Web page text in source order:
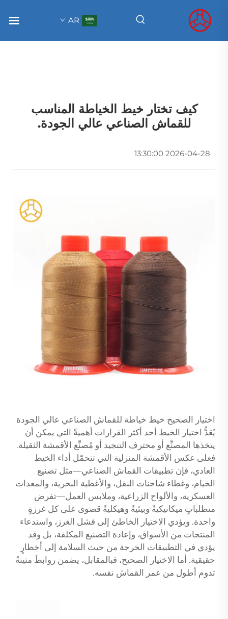
AR
كيف تختار خيط الخياطة المناسب
للقماش الصناعي عالي الجودة.‏
2026-04-28 13:30:00
اختيار الصحيح خيط خياطة للقماش الصناعي عالي الجودة
يُعَدُّ اختيار الخيط أحد أكثر القرارات أهميةً التي يمكن أن
يتخذها المصنِّع أو محترف التنجيد أو مُصنِّع الأقمشة الثقيلة.
فعلى عكس الأقمشة المنزلية التي تتحمّل أداء الخيط
العادي، فإن تطبيقات القماش الصناعي—مثل تصنيع
الخيام، وغطاء شاحنات النقل، والأغطية البحرية، والمعدات
العسكرية، والألواح الزراعية، وملابس العمل—تفرض
متطلباتٍ ميكانيكيةً وبيئيةً وهيكليةً قصوى على كل غرزةٍ
واحدة. ويؤدي الاختيار الخاطئ إلى فشل الغرز، واستدعاء
المنتجات من الأسواق، وإعادة التصنيع المكلفة، بل وقد
يؤدي في التطبيقات الحرجة من حيث السلامة إلى أخطارٍ
حقيقية. أما الاختيار الصحيح، فبالمقابل، يضمن روابطَ متينةً
تدوم أطول من عمر القماش نفسه.